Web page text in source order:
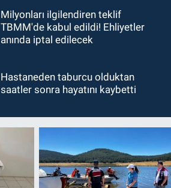
Milyonları ilgilendiren teklif
TBMM'de kabul edildi! Ehliyetler
anında iptal edilecek
Hastaneden taburcu olduktan
saatler sonra hayatını kaybetti